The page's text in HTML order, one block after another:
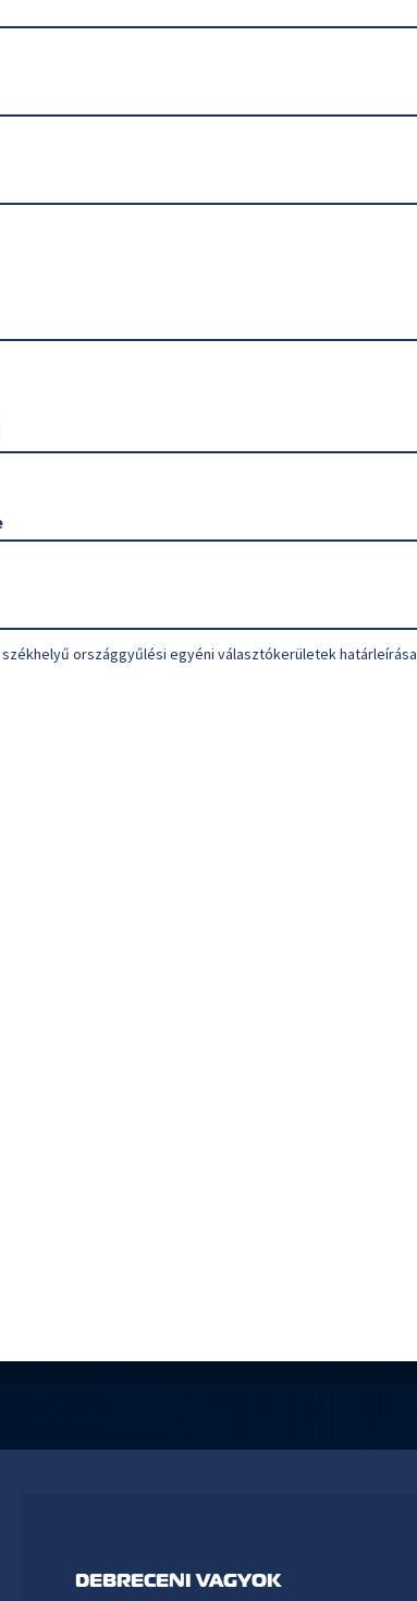
országgyűlési egyéni választókerületek határleírása
DEBRECENI VAGYOK